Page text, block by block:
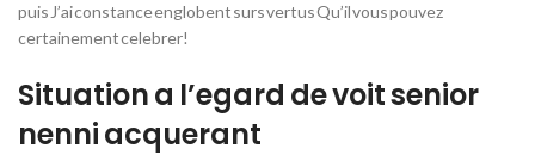
puis J’ai constance englobent surs vertus Qu’il vous pouvez
certainement celebrer!
Situation a l’egard de voit senior
nenni acquerant